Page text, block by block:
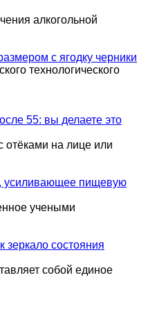
алкогольной
с ягодку черники
технологического
55: вы делаете это
отёками на лице или
усиливающее пищевую
учеными
зеркало состояния
собой единое